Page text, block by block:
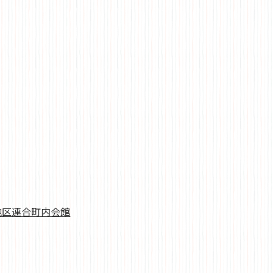
連合町内会館